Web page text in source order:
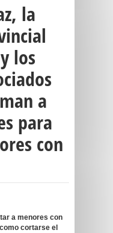
la
los
a
para
con
a menores con
cortarse el